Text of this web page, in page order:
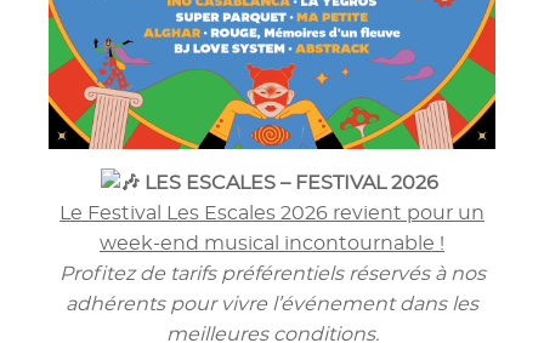
LES ESCALES – FESTIVAL 2026
Le Festival Les Escales 2026 revient pour un
week-end musical incontournable !
Profitez de tarifs préférentiels réservés à nos
adhérents pour vivre l’événement dans les
meilleures conditions.